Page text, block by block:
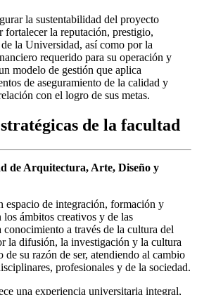
la sustentabilidad del proyecto
fortalecer la reputación, prestigio,
la Universidad, así como por la
requerido para su operación y
modelo de gestión que aplica
de aseguramiento de la calidad y
con el logro de sus metas.
de la facultad
de Arquitectura, Arte, Diseño y
espacio de integración, formación y
ámbitos creativos y de las
conocimiento a través de la cultura del
la difusión, la investigación y la cultura
su razón de ser, atendiendo al cambio
profesionales y de la sociedad.
una experiencia universitaria integral,